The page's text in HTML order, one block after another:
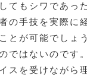
てもシワであ
の手技を実際に
とが可能でしょ
ではないのです
スを受けながら